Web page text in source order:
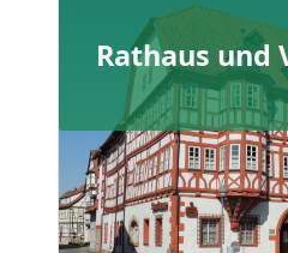
Rathaus und